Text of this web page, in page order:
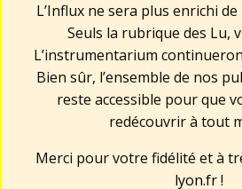
L’Influx ne sera plus enrichi
Seuls la rubrique des Lu,
L’instrumentarium
Bien sûr, l’ensemble de nos
reste accessible pour que
redécouvrir à tout
Merci pour votre fidélité et à
lyon.fr!